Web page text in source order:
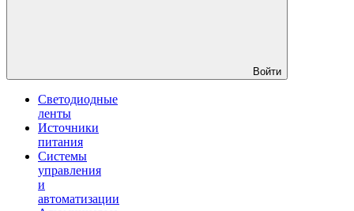
Войти
Светодиодные
ленты
Источники
питания
Системы
управления
и
автоматизации